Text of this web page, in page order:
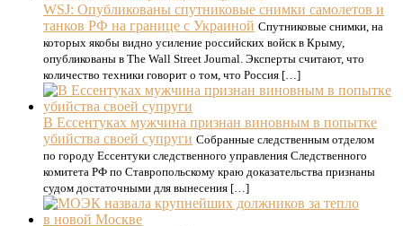
WSJ: Опубликованы спутниковые снимки самолетов и
танков РФ на границе с Украиной Спутниковые снимки, на
которых якобы видно усиление российских войск в Крыму,
опубликованы в The Wall Street Journal. Эксперты считают, что
количество техники говорит о том, что Россия […]
В Ессентуках мужчина признан виновным в попытке
убийства своей супруги Собранные следственным отделом
по городу Ессентуки следственного управления Следственного
комитета РФ по Ставропольскому краю доказательства признаны
судом достаточными для вынесения […]